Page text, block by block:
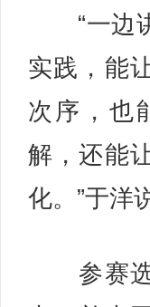
“一边讲
实践，能
次序，也
解，还能
化。”于洋
参赛选